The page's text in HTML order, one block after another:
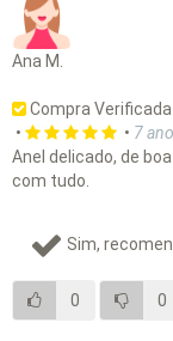
Ana M.
Compra Verificada
•
• 7
Anel delicado, de
com tudo.
Sim,
0 0